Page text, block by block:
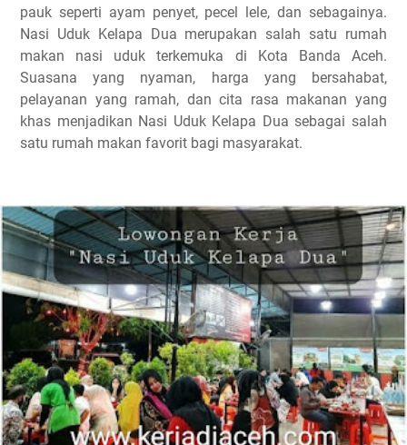
pauk seperti ayam penyet, pecel lele, dan sebagainya.
Nasi Uduk Kelapa Dua merupakan salah satu rumah
makan nasi uduk terkemuka di Kota Banda Aceh.
Suasana yang nyaman, harga yang bersahabat,
pelayanan yang ramah, dan cita rasa makanan yang
khas menjadikan Nasi Uduk Kelapa Dua sebagai salah
satu rumah makan favorit bagi masyarakat.